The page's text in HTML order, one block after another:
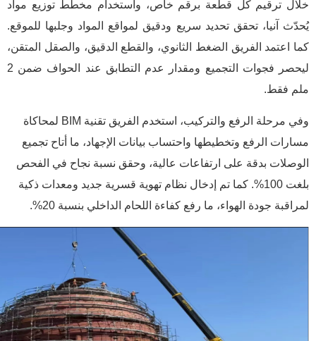
خلال ترقيم كل قطعة برقم خاص، واستخدام مخطط توزيع مواد
يُحدّث آنيا، تحقق تحديد سريع ودقيق لمواقع المواد وجلبها للموقع.
كما اعتمد الفريق الضغط الثانوي، والقطع الدقيق، والصقل المتقن،
ليحصر فجوات التجميع ومقدار عدم التطابق عند الحواف ضمن 2
ملم فقط.
وفي مرحلة الرفع والتركيب، استخدم الفريق تقنية BIM لمحاكاة
مسارات الرفع وتخطيطها واحتساب بيانات الإجهاد، ما أتاح تجميع
الوصلات بدقة على ارتفاعات عالية، وحقق نسبة نجاح في الفحص
بلغت 100%. كما تم إدخال نظام تهوية قسرية جديد ومعدات ذكية
لمراقبة جودة الهواء، ما رفع كفاءة اللحام الداخلي بنسبة 20%.